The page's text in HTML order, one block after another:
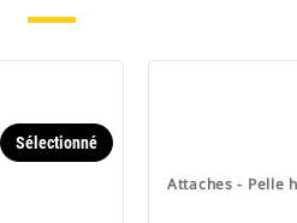
Sélectionné
Attaches - Pelle